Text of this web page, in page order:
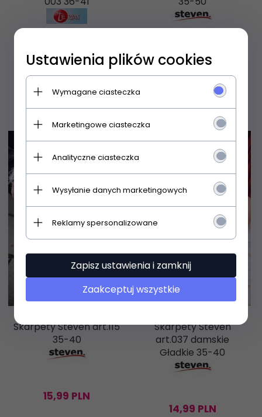
16,99PLN 15,99PLN
Skarpety Steven art.115
35-40
15,99 PLN
Skarpety Steven
art.037 damskie
Gładkie 35-40
14,99 PLN
Ustawienia plików cookies
Wymagane ciasteczka
Marketingowe ciasteczka
Analityczne ciasteczka
Wysyłanie danych marketingowych
Reklamy spersonalizowane
Zapisz ustawienia i zamknij
Zaakceptuj wszystkie